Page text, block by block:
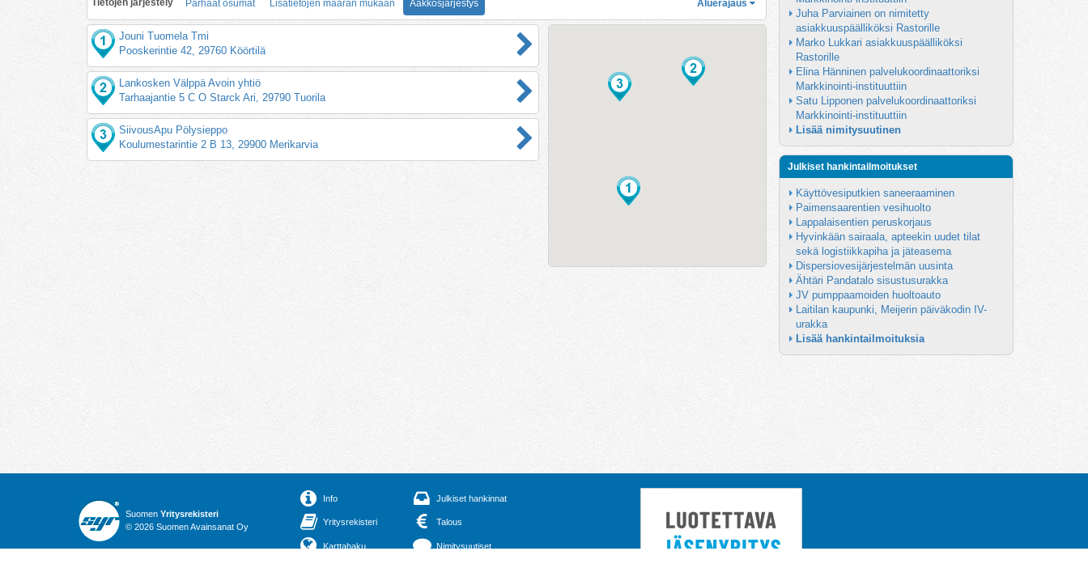
Tietojen järjestely Parhaat osumat Lisätietojen määrän mukaan Aakkosjärjestys Aluerajaus
Jouni Tuomela Tmi
Pooskerintie 42, 29760 Köörtilä
Lankosken Välppä Avoin yhtiö
Tarhaajantie 5 C O Starck Ari, 29790 Tuorila
SiivousApu Pölysieppo
Koulumestarintie 2 B 13, 29900 Merikarvia
Juha Parviainen on nimitetty
asiakkuuspäälliköksi Rastorille
Marko Lukkari asiakkuuspäälliköksi
Rastorille
Elina Hänninen palvelukoordinaattoriksi
Markkinointi-instituuttiin
Satu Lipponen palvelukoordinaattoriksi
Markkinointi-instituuttiin
Lisää nimitysuutinen
Julkiset hankintailmoitukset
Käyttövesiputkien saneeraaminen
Paimensaarentien vesihuolto
Lappalaisentien peruskorjaus
Hyvinkään sairaala, apteekin uudet tilat
sekä logistiikkapiha ja jäteasema
Dispersiovesijärjestelmän uusinta
Ähtäri Pandatalo sisustusurakka
JV pumppaamoiden huoltoauto
Laitilan kaupunki, Meijerin päiväkodin IV-
urakka
Lisää hankintailmoituksia
Suomen Yritysrekisteri
© 2026 Suomen Avainsanat Oy
Info
Yritysrekisteri
Karttahaku
Julkiset hankinnat
Talous
Nimitysuutiset